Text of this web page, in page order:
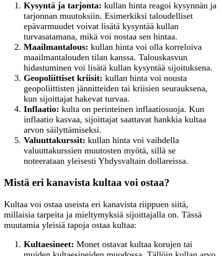
Kysyntä ja tarjonta: kullan hinta reagoi kysynnän ja
tarjonnan muutoksiin. Esimerkiksi taloudelliset
epävarmuudet voivat lisätä kysyntää kullan
turvasatamana, mikä voi nostaa sen hintaa.
Maailmantalous: kullan hinta voi olla korreloiva
maailmantalouden tilan kanssa. Talouskasvun
hidastuminen voi lisätä kullan kysyntää sijoituksena.
Geopoliittiset kriisit: kullan hinta voi nousta
geopoliittisten jännitteiden tai kriisien seurauksena,
kun sijoittajat hakevat turvaa.
Inflaatio: kulta on perinteinen inflaatiosuoja. Kun
inflaatio kasvaa, sijoittajat saattavat hankkia kultaa
arvon säilyttämiseksi.
Valuuttakurssit: kullan hinta voi vaihdella
valuuttakurssien muutosten myötä, sillä se
noteerataan yleisesti Yhdysvaltain dollareissa.
Mistä eri kanavista kultaa voi ostaa?
Kultaa voi ostaa useista eri kanavista riippuen siitä,
millaisia tarpeita ja mieltymyksiä sijoittajalla on. Tässä
muutamia yleisiä tapoja ostaa kultaa:
Kultaesineet: Monet ostavat kultaa korujen tai